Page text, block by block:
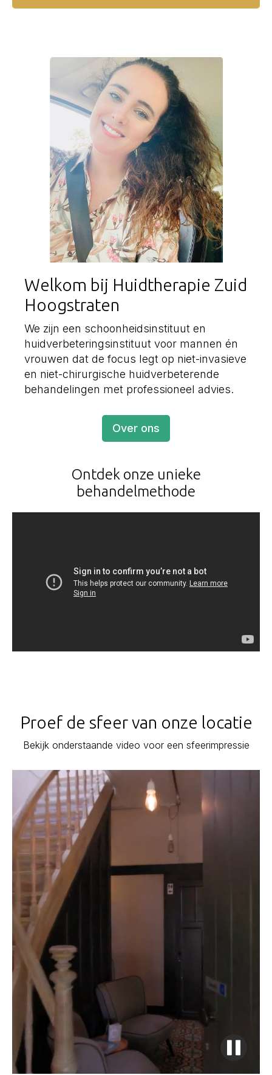
Welkom bij Huidtherapie Zuid
Hoogstraten
We zijn een schoonheidsinstituut en
huidverbeteringsinstituut voor mannen én
vrouwen dat de focus legt op niet-invasieve
en niet-chirurgische huidverbeterende
behandelingen met professioneel advies.
Over ons
Ontdek onze unieke
behandelmethode
Proef de sfeer van onze locatie
Bekijk onderstaande video voor een sfeerimpressie